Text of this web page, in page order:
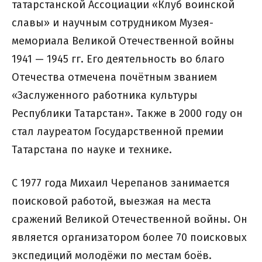
татарстанской Ассоциации «Клуб воинской
славы» и научным сотрудником Музея-
мемориала Великой Отечественной войны
1941 — 1945 гг. Его деятельность во благо
Отечества отмечена почётным званием
«Заслуженного работника культуры
Республики Татарстан». Также в 2000 году он
стал лауреатом Государственной премии
Татарстана по науке и технике.
С 1977 года Михаил Черепанов занимается
поисковой работой, выезжая на места
сражений Великой Отечественной войны. Он
является организатором более 70 поисковых
экспедиций молодёжи по местам боёв.